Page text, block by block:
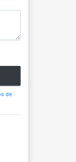
de